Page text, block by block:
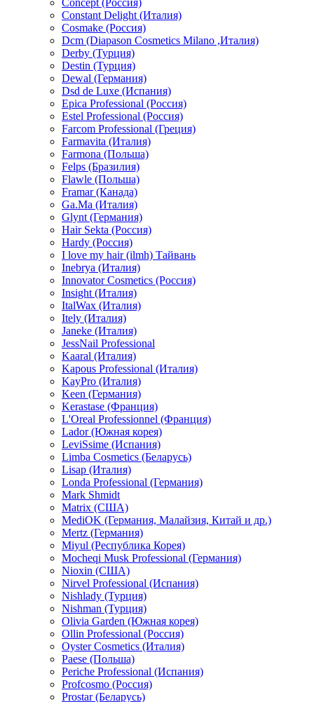
Concept (Россия)
Constant Delight (Италия)
Cosmake (Россия)
Dcm (Diapason Cosmetics Milano ,Италия)
Derby (Турция)
Destin (Турция)
Dewal (Германия)
Dsd de Luxe (Испания)
Epica Professional (Россия)
Estel Professional (Россия)
Farcom Professional (Греция)
Farmavita (Италия)
Farmona (Польша)
Felps (Бразилия)
Flawle (Польша)
Framar (Канада)
Ga.Ma (Италия)
Glynt (Германия)
Hair Sekta (Россия)
Hardy (Россия)
I love my hair (ilmh) Тайвань
Inebrya (Италия)
Innovator Cosmetics (Россия)
Insight (Италия)
ItalWax (Италия)
Itely (Италия)
Janeke (Италия)
JessNail Professional
Kaaral (Италия)
Kapous Professional (Италия)
KayPro (Италия)
Keen (Германия)
Kerastase (Франция)
L'Oreal Professionnel (Франция)
Lador (Южная корея)
LeviSsime (Испания)
Limba Cosmetics (Беларусь)
Lisap (Италия)
Londa Professional (Германия)
Mark Shmidt
Matrix (США)
MediOK (Германия, Малайзия, Китай и др.)
Mertz (Германия)
Miyul (Республика Корея)
Mocheqi Musk Professional (Германия)
Nioxin (США)
Nirvel Professional (Испания)
Nishlady (Турция)
Nishman (Турция)
Olivia Garden (Южная корея)
Ollin Professional (Россия)
Oyster Cosmetics (Италия)
Paese (Польша)
Periche Professional (Испания)
Profcosmo (Россия)
Prostar (Беларусь)